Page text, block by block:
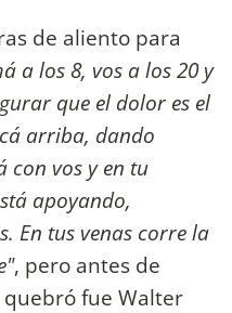
de aliento para
a los 8, vos a los 20 y
que el dolor es el
arriba, dando
con vos y en tu
apoyando,
En tus venas corre la
, pero antes de
fue Walter